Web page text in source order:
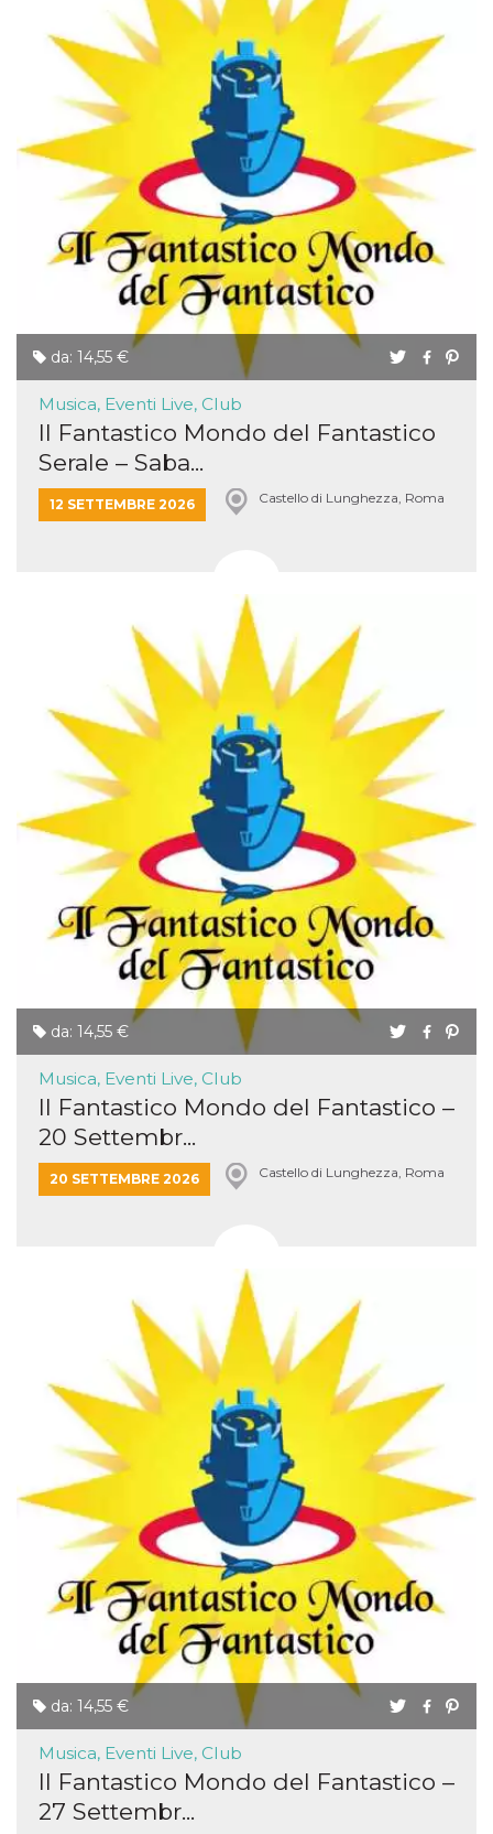
da: 14,55 €
Musica, Eventi Live, Club
Il Fantastico Mondo del Fantastico
Serale – Saba...
12 SETTEMBRE 2026 Castello di Lunghezza, Roma
da: 14,55 €
Musica, Eventi Live, Club
Il Fantastico Mondo del Fantastico –
20 Settembr...
20 SETTEMBRE 2026 Castello di Lunghezza, Roma
da: 14,55 €
Musica, Eventi Live, Club
Il Fantastico Mondo del Fantastico –
27 Settembr...